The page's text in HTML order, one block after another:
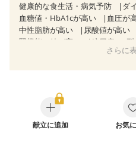
健康的な食生活・病気予防
ダ
血糖値・HbA1cが高い
血圧が
中性脂肪が高い
尿酸値が高い
腎機能の値が高い
糖尿病（2型
狭心症
CKD（ステージ２）
CKD（ス
CKD（ステージ３b）
乳がん（ホルモン療法中）
乳
さらに
献立に追加 お気